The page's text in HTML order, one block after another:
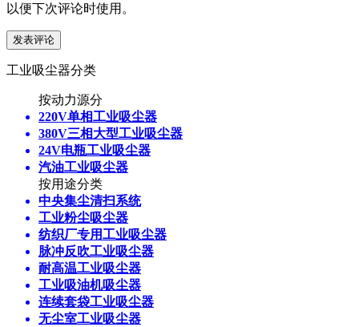
以便下次评论时使用。
工业吸尘器分类
按动力源分
220V单相工业吸尘器
380V三相大型工业吸尘器
24V电瓶工业吸尘器
汽油工业吸尘器
按用途分类
中央集尘清扫系统
工业粉尘吸尘器
纺织厂专用工业吸尘器
脉冲反吹工业吸尘器
耐高温工业吸尘器
工业吸油机吸尘器
连续套袋工业吸尘器
无尘室工业吸尘器